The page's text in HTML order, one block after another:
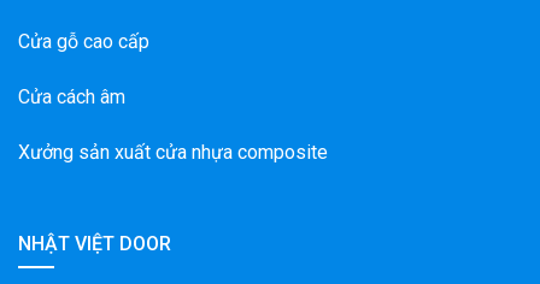
Cửa gỗ cao cấp
Cửa cách âm
Xưởng sản xuất cửa nhựa composite
NHẬT VIỆT DOOR